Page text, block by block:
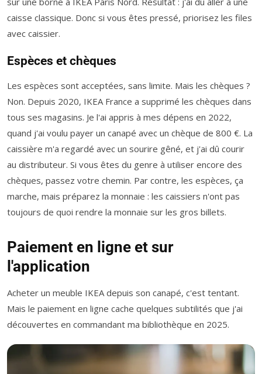
caisse classique. Donc si vous êtes pressé, priorisez les files
avec caissier.
Espèces et chèques
Les espèces sont acceptées, sans limite. Mais les chèques ?
Non. Depuis 2020, IKEA France a supprimé les chèques dans
tous ses magasins. Je l'ai appris à mes dépens en 2022,
quand j'ai voulu payer un canapé avec un chèque de 800 €. La
caissière m'a regardé avec un sourire gêné, et j'ai dû courir
au distributeur. Si vous êtes du genre à utiliser encore des
chèques, passez votre chemin. Par contre, les espèces, ça
marche, mais préparez la monnaie : les caissiers n'ont pas
toujours de quoi rendre la monnaie sur les gros billets.
Paiement en ligne et sur
l'application
Acheter un meuble IKEA depuis son canapé, c'est tentant.
Mais le paiement en ligne cache quelques subtilités que j'ai
découvertes en commandant ma bibliothèque en 2025.